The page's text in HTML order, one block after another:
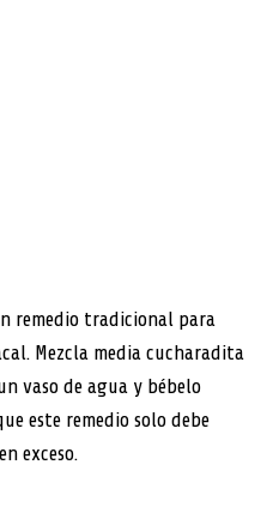
remedio tradicional para
Mezcla media cucharadita
vaso de agua y bébelo
este remedio solo debe
exceso.